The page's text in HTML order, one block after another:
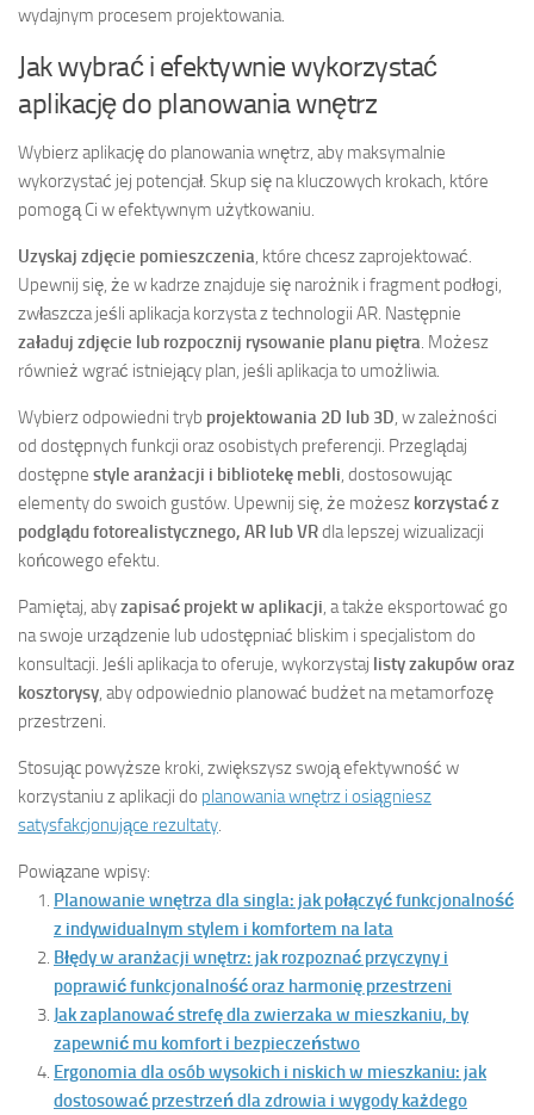
wydajnym procesem projektowania.
Jak wybrać i efektywnie wykorzystać
aplikację do planowania wnętrz
Wybierz aplikację do planowania wnętrz, aby maksymalnie
wykorzystać jej potencjał. Skup się na kluczowych krokach, które
pomogą Ci w efektywnym użytkowaniu.
Uzyskaj zdjęcie pomieszczenia, które chcesz zaprojektować.
Upewnij się, że w kadrze znajduje się narożnik i fragment podłogi,
zwłaszcza jeśli aplikacja korzysta z technologii AR. Następnie
załaduj zdjęcie lub rozpocznij rysowanie planu piętra. Możesz
również wgrać istniejący plan, jeśli aplikacja to umożliwia.
Wybierz odpowiedni tryb projektowania 2D lub 3D, w zależności
od dostępnych funkcji oraz osobistych preferencji. Przeglądaj
dostępne style aranżacji i bibliotekę mebli, dostosowując
elementy do swoich gustów. Upewnij się, że możesz korzystać z
podglądu fotorealistycznego, AR lub VRdla lepszej wizualizacji
końcowego efektu.
Pamiętaj, abyzapisać projekt w aplikacji, a także eksportować go
na swoje urządzenie lub udostępniać bliskim i specjalistom do
konsultacji. Jeśli aplikacja to oferuje, wykorzystaj listy zakupów oraz
kosztorysy, aby odpowiednio planować budżet na metamorfozę
przestrzeni.
Stosując powyższe kroki, zwiększysz swoją efektywność w
korzystaniu z aplikacji do planowania wnętrz i osiągniesz
satysfakcjonujące rezultaty.
Powiązane wpisy:
Planowanie wnętrza dla singla: jak połączyć funkcjonalność
z indywidualnym stylem i komfortem na lata
Błędy w aranżacji wnętrz: jak rozpoznać przyczyny i
poprawić funkcjonalność oraz harmonię przestrzeni
Jak zaplanować strefę dla zwierzaka w mieszkaniu, by
zapewnić mu komfort i bezpieczeństwo
Ergonomia dla osób wysokich i niskich w mieszkaniu: jak
dostosować przestrzeń dla zdrowia i wygody każdego